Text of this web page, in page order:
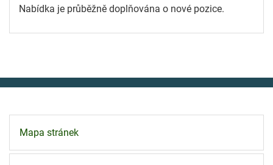
Nabídka je průběžně doplňována o nové pozice.
Mapa stránek